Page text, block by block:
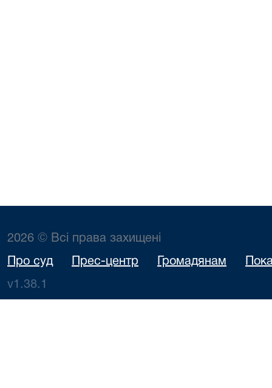
2026 © Всі права захищені
Про суд Прес-центр Громадянам
v1.38.1